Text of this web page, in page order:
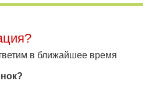
в ближайшее время